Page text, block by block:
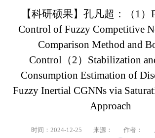
【科研硕果】孔凡超：（1）
Control of Fuzzy Competitive
Comparison Method and
Control（2）Stabilization
Consumption Estimation of
Fuzzy Inertial CGNNs via
Approach
时间：2024-12-25 来源： 作者：